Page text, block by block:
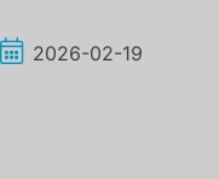
2026-02-19